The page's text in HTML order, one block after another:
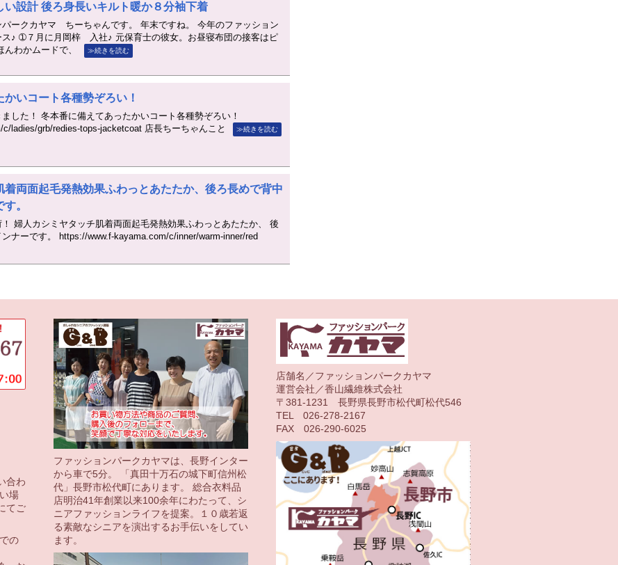
い設計 後ろ身長いキルト暖か８分袖下着
パークカヤマ ちーちゃんです。 年末ですね。 今年のファッション
ス♪ ➀７月に月岡梓 入社♪ 元保育士の彼女。お昼寝布団の接客はピ
わかムードで、
≫続きを読む
いコート各種勢ぞろい！
した！ 冬本番に備えてあったかいコート各種勢ぞろい！
ladies/grb/redies-tops-jacketcoat 店長ちーちゃんこと
≫続きを読む
着両面起毛発熱効果ふわっとあたたか、後ろ長めで背中
。
婦人カシミヤタッチ肌着両面起毛発熱効果ふわっとあたたか、 後
ナーです。 https://www.f-kayama.com/c/inner/warm-inner/red
合わ
場
てご
の
ファッションパークカヤマは、長野インター
から車で5分。 「真田十万石の城下町信州松
代」長野市松代町にあります。 総合衣料品
店明治41年創業以来100余年にわたって、シ
ニアファッションライフを提案。１０歳若返
る素敵なシニアを演出するお手伝いをしてい
ます。
店舗名／ファッションパークカヤマ
運営会社／香山繊維株式会社
〒381-1231 長野県長野市松代町松代546
TEL 026-278-2167
FAX 026-290-6025